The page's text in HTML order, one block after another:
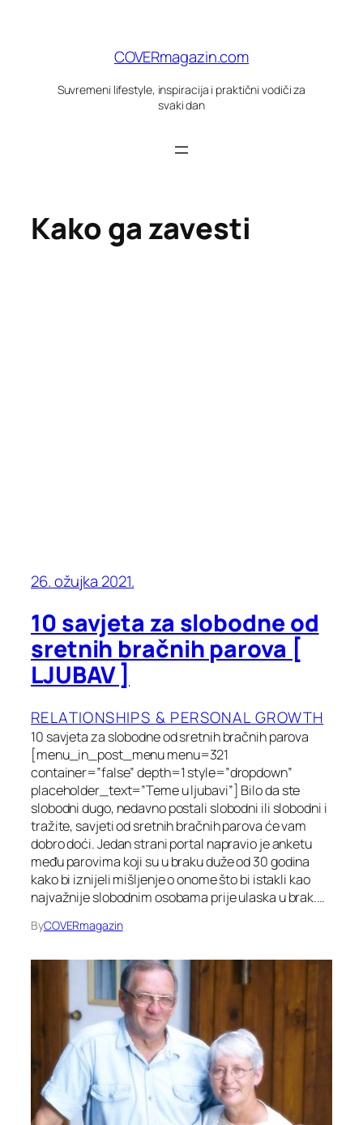
COVERmagazin.com
Suvremeni lifestyle, inspiracija i praktični vodiči za
svaki dan
Kako ga zavesti
26. ožujka 2021.
10 savjeta za slobodne od
sretnih bračnih parova [
LJUBAV ]
RELATIONSHIPS & PERSONAL GROWTH
10 savjeta za slobodne od sretnih bračnih parova
[menu_in_post_menu menu=321
container=”false” depth=1 style=”dropdown”
placeholder_text=”Teme u ljubavi”] Bilo da ste
slobodni dugo, nedavno postali slobodni ili slobodni i
tražite, savjeti od sretnih bračnih parova će vam
dobro doći. Jedan strani portal napravio je anketu
među parovima koji su u braku duže od 30 godina
kako bi iznijeli mišljenje o onome što bi istakli kao
najvažnije slobodnim osobama prije ulaska u brak.…
ByCOVERmagazin